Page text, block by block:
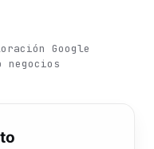
Google
negocios